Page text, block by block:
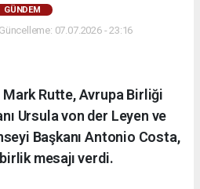
GÜNDEM
07.07.2026 - 23:16
Rutte, Avrupa Birliği
Ursula von der Leyen ve
Başkanı Antonio Costa,
mesajı verdi.